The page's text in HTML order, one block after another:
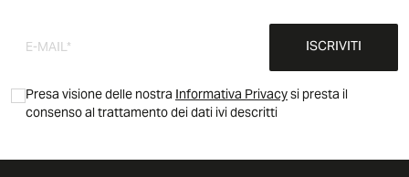
ISCRIVITI
Presa visione delle nostraInformativa Privacysi presta il
consenso al trattamento dei dati ivi descritti